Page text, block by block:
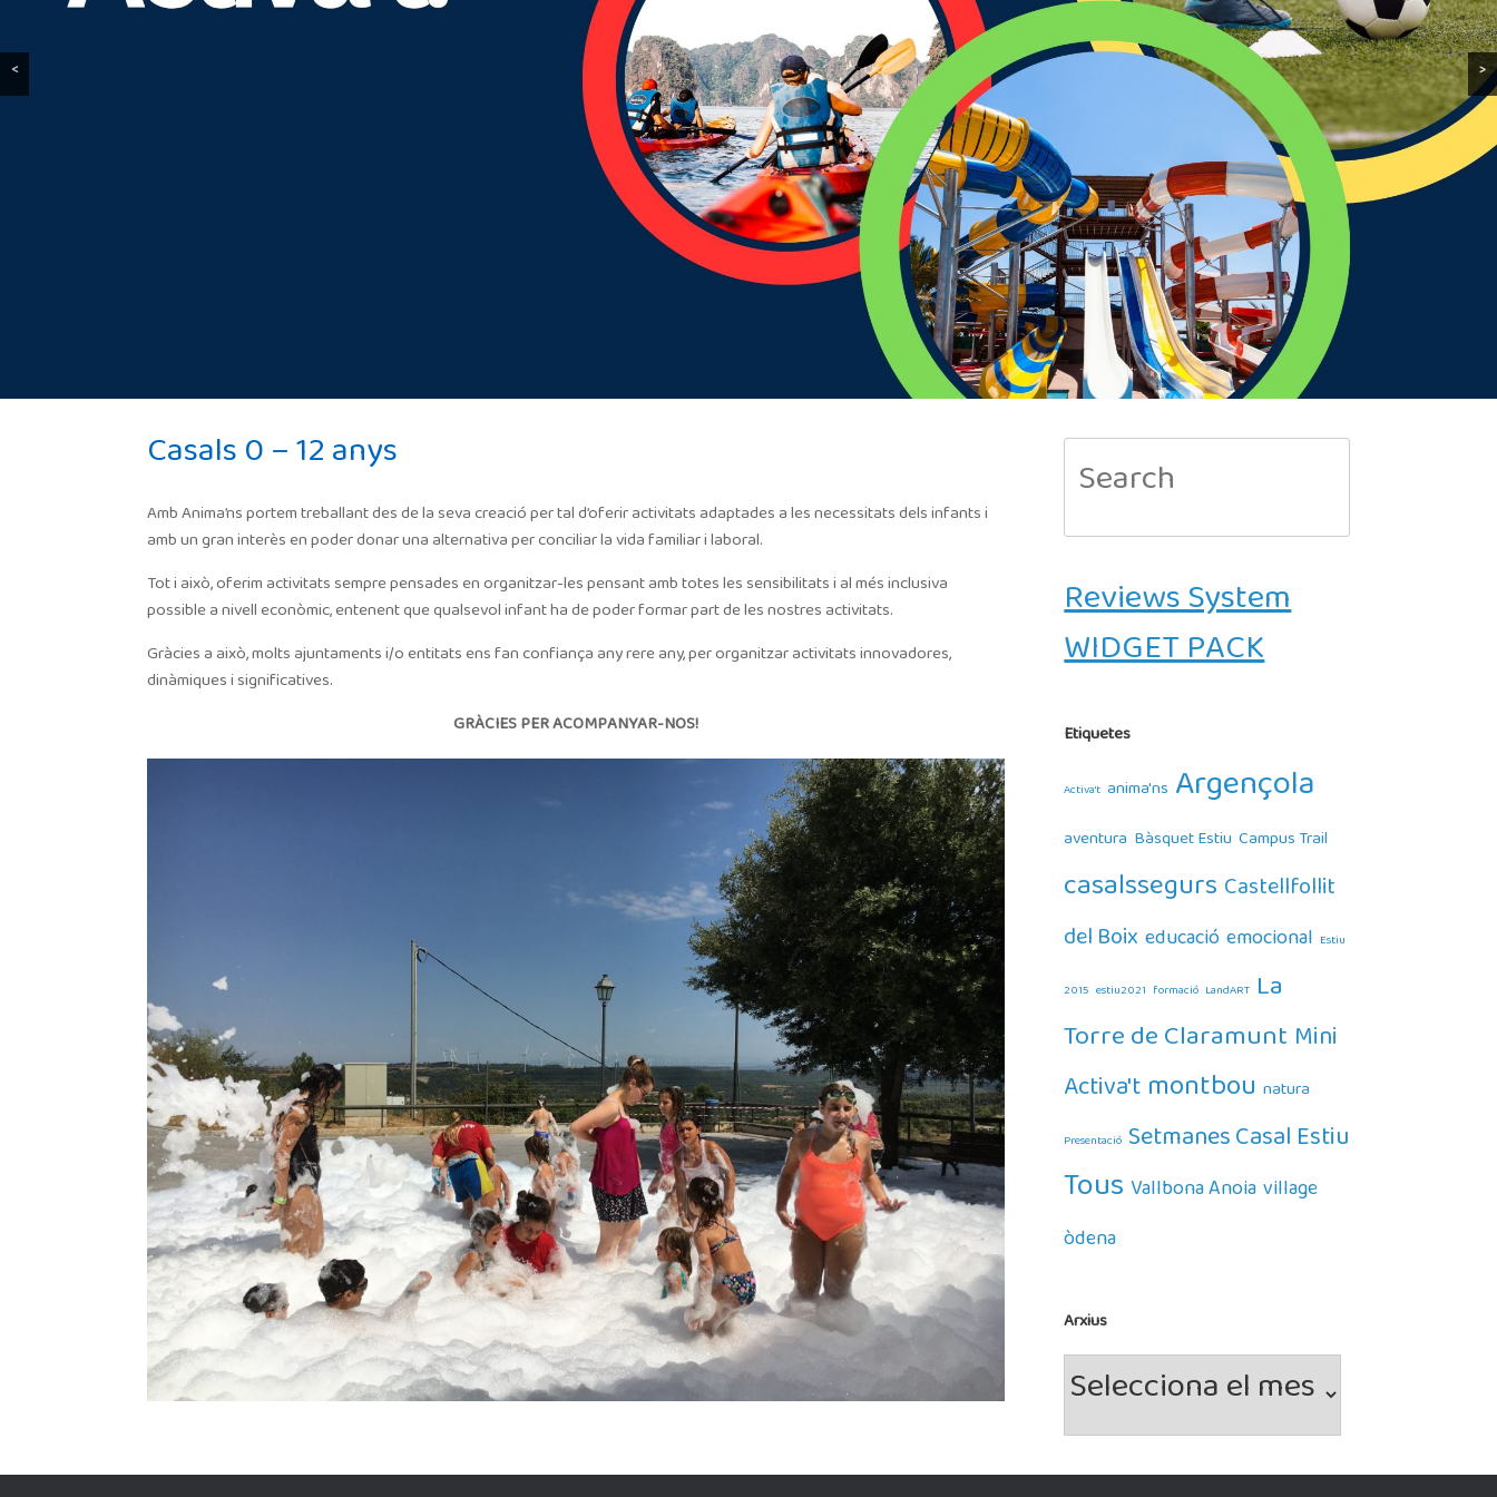
< >
Casals 0 – 12 anys
Amb Anima’ns portem treballant des de la seva creació per tal d’oferir activitats adaptades a les necessitats dels infants i
amb un gran interès en poder donar una alternativa per conciliar la vida familiar i laboral.
Tot i això, oferim activitats sempre pensades en organitzar-les pensant amb totes les sensibilitats i al més inclusiva
possible a nivell econòmic, entenent que qualsevol infant ha de poder formar part de les nostres activitats.
Gràcies a això, molts ajuntaments i/o entitats ens fan confiança any rere any, per organitzar activitats innovadores,
dinàmiques i significatives.
GRÀCIES PER ACOMPANYAR-NOS!
Search
for:
Reviews System
WIDGET PACK
Etiquetes
Activa't anima'ns Argençola
aventura Bàsquet Estiu Campus Trail
casalssegursCastellfollit
del Boixeducacióemocional Estiu
2015 estiu2021 formació LandART La
Torre de ClaramuntMini
Activa'tmontbou natura
Presentació Setmanes Casal Estiu
TousVallbona Anoiavillage
òdena
Arxius
Arxius